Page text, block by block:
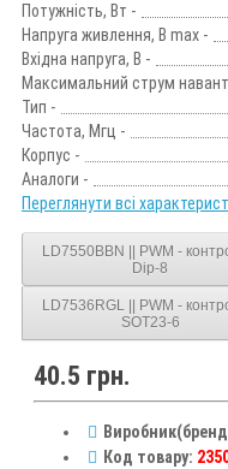
Потужність, Вт -
Напруга живлення, В max -
Вхідна напруга, В -
Максимальний струм
Тип -
Частота, Мгц -
Корпус -
Аналоги -
Переглянути всі
LD7550BBN || PWM -
Dip-8
LD7536RGL || PWM -
SOT23-6
40.5 грн.
Код товару: